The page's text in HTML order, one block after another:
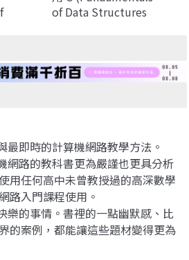
of Data Structures
最即時的計算機網路教學方法。
網路的教科書更為嚴謹也更具分析
用任何高中未曾教授過的高深數學
路入門課程使用。
樂的事情。書裡的一點幽默感、比
的案例，都能讓這些題材變得更為